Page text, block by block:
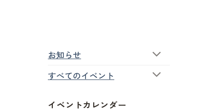
お知らせ
すべてのイベント
イベントカレンダー